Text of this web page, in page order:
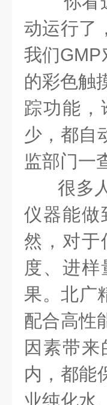
动运行了
我们
的彩色触
踪功能
少，都自
监部门一
很多
仪器能做
然，对于
度、进
果。北广
配合高性
因素带来
内，都能
业纯化水